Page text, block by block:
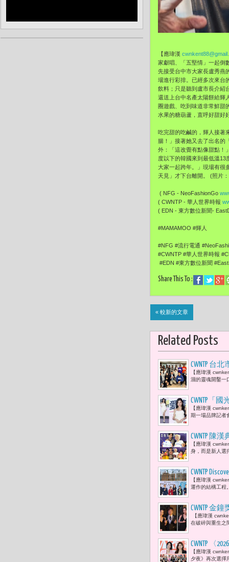
【應瑋漢
家獻唱、「五堅情」一起倒
先接受台中市大家長盧秀燕
場進行彩排。已經多次來台
飲料；只是聽到盧市長介紹
還送上台中名產太陽餅給輝
圈遊戲、吃到味道非常鮮甜
水果的糖葫蘆，直呼好甜好
吃完甜的吃鹹的，輝人接著
腸！」接著她又去了出名的
外：「這改覺有點像甜點！
度以下的韓國來到最低溫13
大家一起跨年。」現場有很
天見」才下台離開。 (照片
( NFG - NeoFashionGo
( CWNTP - 華人世界時報
( EDN - 東方數位新聞-
#MAMAMOO #輝人
#NFG #流行電通
#CWNTP #華人世界時報
#EDN #東方數位新聞
Share This To :
« 較新的文章
Related Posts
CWNTP 台
新北國王
【應瑋漢
涸的靈魂開鑿一
CWNTP「
【應瑋漢
期一場品牌記者
CWNTP 陳
當一盒喜
【應瑋漢
身，而是新人選
CWNTP
地下是安
【應瑋漢
運作的結構工程
CWNTP 金
爽齁。」
【應瑋漢
在破碎與重生之
CWNTP 〈
藝人 47位
【應瑋漢
夕夜》再次選擇